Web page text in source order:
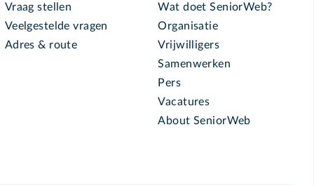
Vraag stellen
Veelgestelde vragen
Adres & route
Wat doet SeniorWeb?
Organisatie
Vrijwilligers
Samenwerken
Pers
Vacatures
About SeniorWeb